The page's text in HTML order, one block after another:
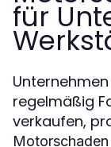
für
regelmäßig
verkaufen,